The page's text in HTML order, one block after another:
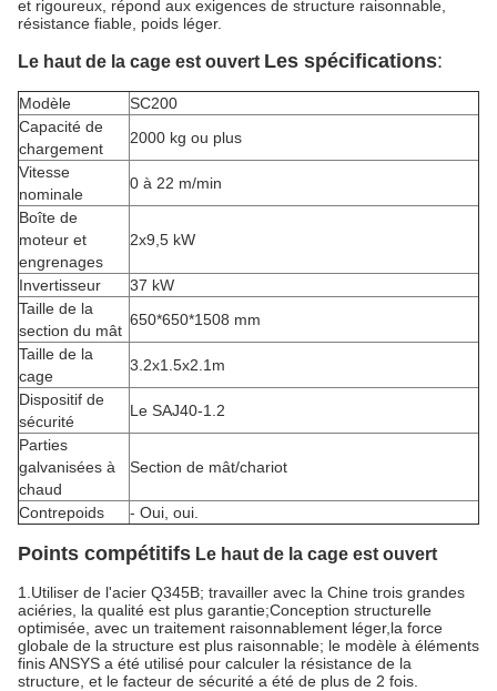
et rigoureux, répond aux exigences de structure raisonnable,
résistance fiable, poids léger.
Le haut de la cage est ouvert Les spécifications:
Modèle
SC200
Capacité de
chargement
2000 kg ou plus
Vitesse
nominale
0 à 22 m/min
Boîte de
moteur et
engrenages
2x9,5 kW
Invertisseur
37 kW
Taille de la
section du mât
650*650*1508 mm
Taille de la
cage
3.2x1.5x2.1m
Dispositif de
sécurité
Le SAJ40-1.2
Parties
galvanisées à
chaud
Section de mât/chariot
Contrepoids - Oui, oui.
Points compétitifs Le haut de la cage est ouvert
1.Utiliser de l'acier Q345B; travailler avec la Chine trois grandes
aciéries, la qualité est plus garantie;Conception structurelle
optimisée, avec un traitement raisonnablement léger,la force
globale de la structure est plus raisonnable; le modèle à éléments
finis ANSYS a été utilisé pour calculer la résistance de la
structure, et le facteur de sécurité a été de plus de 2 fois.